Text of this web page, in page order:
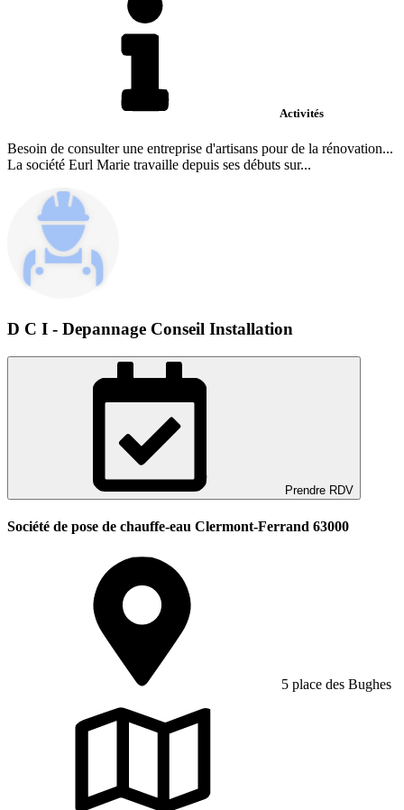
Activités
Besoin de consulter une entreprise d'artisans pour de la rénovation...
La société Eurl Marie travaille depuis ses débuts sur...
D C I - Depannage Conseil Installation
Prendre RDV
Société de pose de chauffe-eau Clermont-Ferrand 63000
5 place des Bughes